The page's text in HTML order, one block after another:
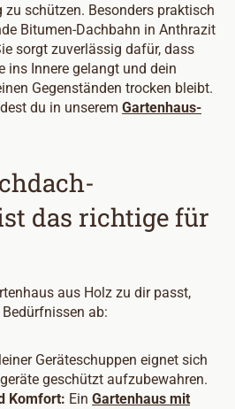
schützen. Besonders praktisch
Bitumen-Dachbahn in Anthrazit
sorgt zuverlässig dafür, dass
ins Innere gelangt und dein
Gegenständen trocken bleibt.
du in unserem Gartenhaus-
das richtige für
aus Holz zu dir passt,
ab:
Geräteschuppen eignet sich
geschützt aufzubewahren.
Komfort: Ein Gartenhaus mit